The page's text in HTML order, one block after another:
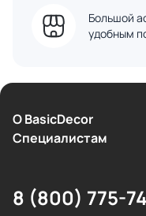
Большой
удобным
О BasicDecor
Cпециалистам
8 (800) 775-